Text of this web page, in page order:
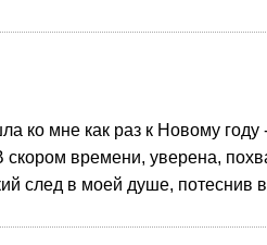
ко мне как раз к Новому
скором времени, уверена,
след в моей душе,